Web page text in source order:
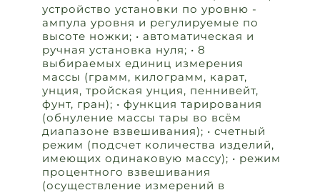
устройство установки по уровню -
ампула уровня и регулируемые по
высоте ножки; • автоматическая и
ручная установка нуля; • 8
выбираемых единиц измерения
массы (грамм, килограмм, карат,
унция, тройская унция, пеннивейт,
фунт, гран); • функция тарирования
(обнуление массы тары во всём
диапазоне взвешивания); • счетный
режим (подсчет количества изделий,
имеющих одинаковую массу); • режим
процентного взвешивания
(осуществление измерений в